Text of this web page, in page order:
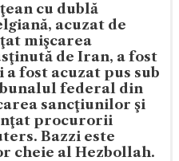
cu dublă
acuzat de
mişcarea
de Iran, a fost
fost acuzat pus sub
federal din
sancţiunilor şi
procurorii
Bazzi este
cheie al Hezbollah.